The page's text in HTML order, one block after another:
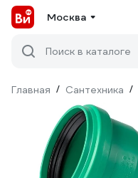
Москва
Поиск в каталоге
Главная / Сантехника /